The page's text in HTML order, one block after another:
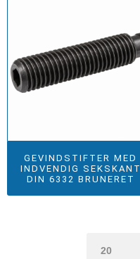
GEVINDSTIFTER MED
INDVENDIG SEKSKANT
DIN 6332 BRUNERET